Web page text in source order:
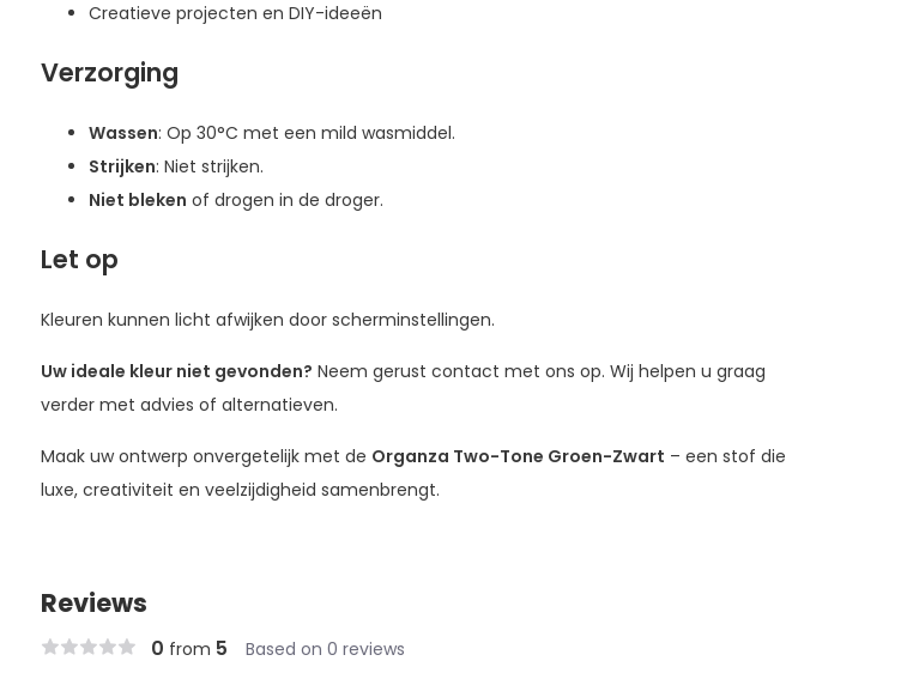
Creatieve projecten en DIY-ideeën
Verzorging
Wassen: Op 30°C met een mild wasmiddel.
Strijken: Niet strijken.
Niet bleken of drogen in de droger.
Let op
Kleuren kunnen licht afwijken door scherminstellingen.
Uw ideale kleur niet gevonden? Neem gerust contact met ons op. Wij helpen u graag
verder met advies of alternatieven.
Maak uw ontwerp onvergetelijk met de Organza Two-Tone Groen-Zwart – een stof die
luxe, creativiteit en veelzijdigheid samenbrengt.
Reviews
0 from 5 Based on 0 reviews